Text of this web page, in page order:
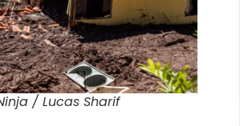
/ Lucas Sharif